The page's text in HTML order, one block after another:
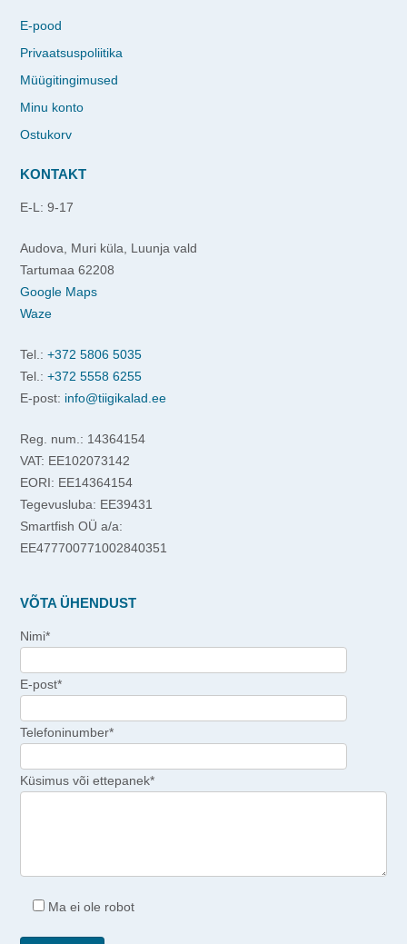
E-pood
Privaatsuspoliitika
Müügitingimused
Minu konto
Ostukorv
KONTAKT
E-L: 9-17
Audova, Muri küla, Luunja vald
Tartumaa 62208
Google Maps
Waze
Tel.: +372 5806 5035
Tel.: +372 5558 6255
E-post: info@tiigikalad.ee
Reg. num.: 14364154
VAT: EE102073142
EORI: EE14364154
Tegevusluba: EE39431
Smartfish OÜ a/a:
EE477700771002840351
VÕTA ÜHENDUST
Nimi*
E-post*
Telefoninumber*
Küsimus või ettepanek*
Ma ei ole robot